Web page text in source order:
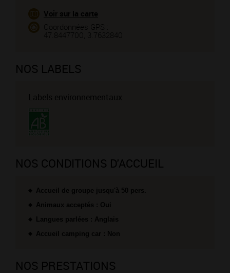
Voir sur la carte
Coordonnées GPS :
47.8447700, 3.7632840
NOS LABELS
Labels environnementaux
NOS CONDITIONS D'ACCUEIL
Accueil de groupe jusqu'à 50 pers.
Animaux acceptés : Oui
Langues parlées : Anglais
Accueil camping car : Non
NOS PRESTATIONS